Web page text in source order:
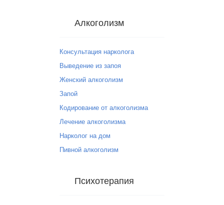
Алкоголизм
Консультация нарколога
Выведение из запоя
Женский алкоголизм
Запой
Кодирование от алкоголизма
Лечение алкоголизма
Нарколог на дом
Пивной алкоголизм
Психотерапия